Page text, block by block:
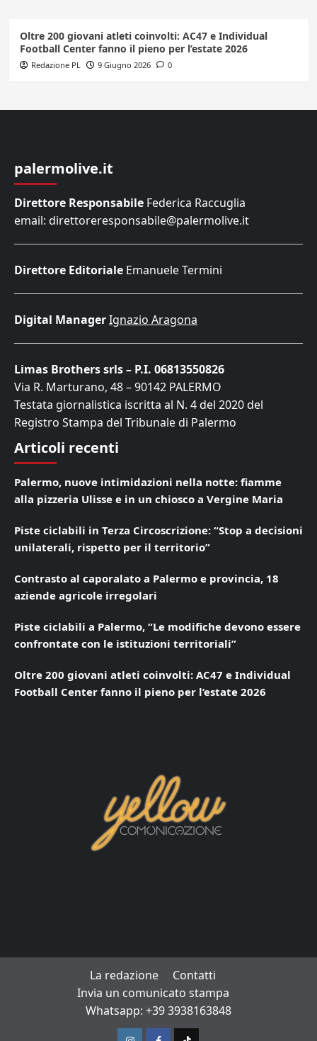
Oltre 200 giovani atleti coinvolti: AC47 e Individual
Football Center fanno il pieno per l’estate 2026
Redazione PL 9 Giugno 2026 0
palermolive.it
Direttore Responsabile Federica Raccuglia
email: direttoreresponsabile@palermolive.it
Direttore Editoriale Emanuele Termini
Digital ManagerIgnazio Aragona
Limas Brothers srls – P.I. 06813550826
Via R. Marturano, 48 – 90142 PALERMO
Testata giornalistica iscritta al N. 4 del 2020 del
Registro Stampa del Tribunale di Palermo
Articoli recenti
Palermo, nuove intimidazioni nella notte: fiamme
alla pizzeria Ulisse e in un chiosco a Vergine Maria
Piste ciclabili in Terza Circoscrizione: “Stop a decisioni
unilaterali, rispetto per il territorio”
Contrasto al caporalato a Palermo e provincia, 18
aziende agricole irregolari
Piste ciclabili a Palermo, “Le modifiche devono essere
confrontate con le istituzioni territoriali”
Oltre 200 giovani atleti coinvolti: AC47 e Individual
Football Center fanno il pieno per l’estate 2026
La redazione
Contatti
Invia un comunicato stampa
Whatsapp: +39 3938163848